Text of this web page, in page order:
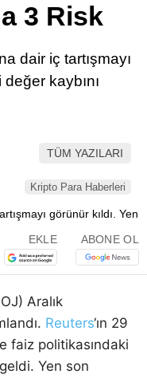
LinkedIn
3 Risk
dair iç tartışmayı
kaybını
TÜM YAZILARI
Kripto Para Haberleri
EKLE ABONE OL
Aralık
Reuters‘ın 29
faiz politikasındaki
Yen son